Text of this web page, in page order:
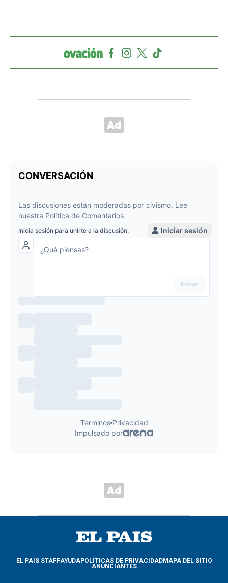
EL PAÍS STAFFAYUDAPOLÍTICAS DE PRIVACIDADMAPA DEL SITIO
ANUNCIANTES